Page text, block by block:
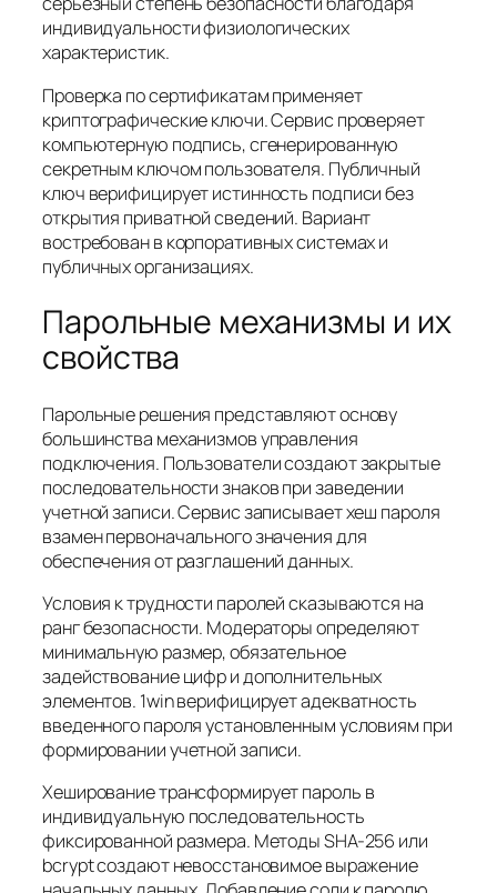
индивидуальности физиологических
характеристик.
Проверка по сертификатам применяет
криптографические ключи. Сервис проверяет
компьютерную подпись, сгенерированную
секретным ключом пользователя. Публичный
ключ верифицирует истинность подписи без
открытия приватной сведений. Вариант
востребован в корпоративных системах и
публичных организациях.
Парольные механизмы и их
свойства
Парольные решения представляют основу
большинства механизмов управления
подключения. Пользователи создают закрытые
последовательности знаков при заведении
учетной записи. Сервис записывает хеш пароля
взамен первоначального значения для
обеспечения от разглашений данных.
Условия к трудности паролей сказываются на
ранг безопасности. Модераторы определяют
минимальную размер, обязательное
задействование цифр и дополнительных
элементов. 1win верифицирует адекватность
введенного пароля установленным условиям при
формировании учетной записи.
Хеширование трансформирует пароль в
индивидуальную последовательность
фиксированной размера. Методы SHA-256 или
bcrypt создают невосстановимое выражение